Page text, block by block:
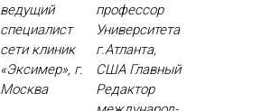
ведущий
специалист
сети клиник
«Эксимер», г.
Москва
профессор
Университета
г.Атланта,
США Глав­ный
Ре­дак­тор